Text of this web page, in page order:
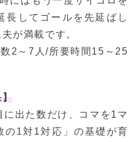
長してゴールを先延ばし
が満載です。
2～7人/所要時間15～25
】
出た数だけ、コマを1マ
の1対1対応」の基礎が育